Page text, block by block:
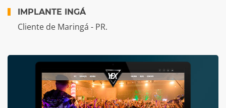
IMPLANTE INGÁ
Cliente de Maringá - PR.